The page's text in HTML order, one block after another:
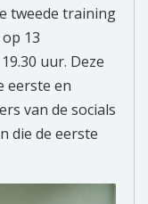
tweede training
13
uur. Deze
eerste en
van de socials
die de eerste